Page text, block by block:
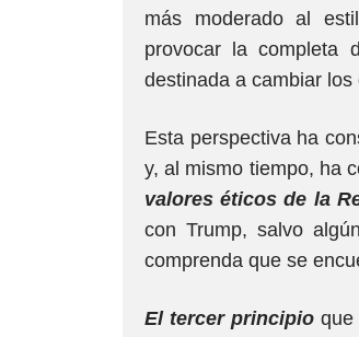
más moderado al
provocar la completa
destinada a cambiar los
Esta perspectiva ha
y, al mismo tiempo, ha
valores éticos de la
con Trump, salvo
comprenda que se
El tercer principio que